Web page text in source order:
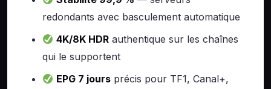
redondants avec basculement automatique
4K/8K HDR authentique sur les chaînes
qui le supportent
EPG 7 jours précis pour TF1, Canal+,